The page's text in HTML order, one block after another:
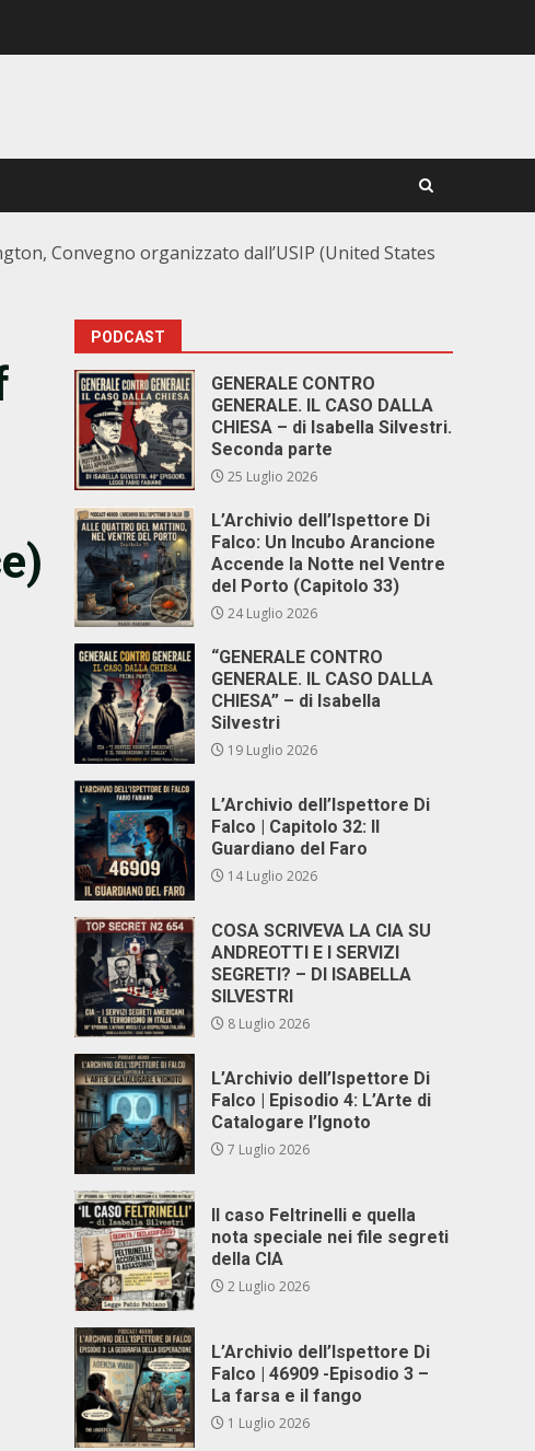
Convegno organizzato dall’USIP (United States
PODCAST
GENERALE CONTRO
GENERALE. IL CASO DALLA
CHIESA – di Isabella Silvestri.
Seconda parte
25 Luglio 2026
L’Archivio dell’Ispettore Di
Falco: Un Incubo Arancione
Accende la Notte nel Ventre
del Porto (Capitolo 33)
24 Luglio 2026
“GENERALE CONTRO
GENERALE. IL CASO DALLA
CHIESA” – di Isabella
Silvestri
19 Luglio 2026
L’Archivio dell’Ispettore Di
Falco | Capitolo 32: Il
Guardiano del Faro
14 Luglio 2026
COSA SCRIVEVA LA CIA SU
ANDREOTTI E I SERVIZI
SEGRETI? – DI ISABELLA
SILVESTRI
8 Luglio 2026
L’Archivio dell’Ispettore Di
Falco | Episodio 4: L’Arte di
Catalogare l’Ignoto
7 Luglio 2026
Il caso Feltrinelli e quella
nota speciale nei file segreti
della CIA
2 Luglio 2026
L’Archivio dell’Ispettore Di
Falco | 46909 -Episodio 3 –
La farsa e il fango
1 Luglio 2026